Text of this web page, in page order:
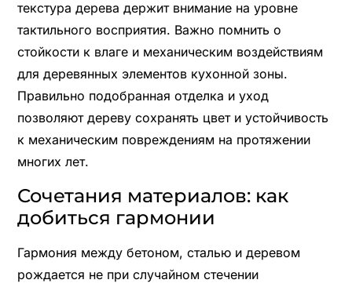
текстура дерева держит внимание на уровне
тактильного восприятия. Важно помнить о
стойкости к влаге и механическим воздействиям
для деревянных элементов кухонной зоны.
Правильно подобранная отделка и уход
позволяют дереву сохранять цвет и устойчивость
к механическим повреждениям на протяжении
многих лет.
Сочетания материалов: как
добиться гармонии
Гармония между бетоном, сталью и деревом
рождается не при случайном стечении